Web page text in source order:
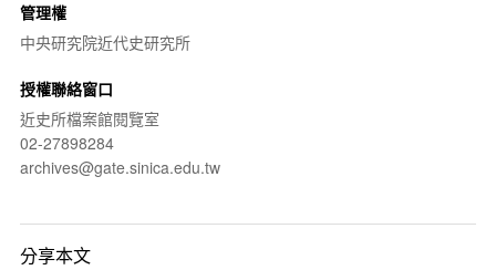
管理權
中央研究院近代史研究所
授權聯絡窗口
近史所檔案館閱覽室
02-27898284
archives@gate.sinica.edu.tw
分享本文